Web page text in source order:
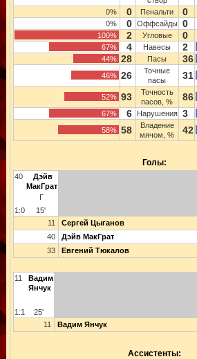
0%
0 Пенальти 0
0%
0 Оффсайды 0
100%
2 Угловые 0
67%
4 Навесы 2
44% 28 Пасы 36
46% 26
Точные
пасы
31
52% 93
Точность
пасов, %
86
67%
6 Нарушения 3
58% 58
Владение
мячом, %
42
Голы:
40
Дэйв
МакГрат
Г
1:0
15'
11
Сергей Цыганов
40
Дэйв МакГрат
33
Евгений Тюкалов
11
Вадим
Янчук
1:1
25'
11
Вадим Янчук
Ассистенты: